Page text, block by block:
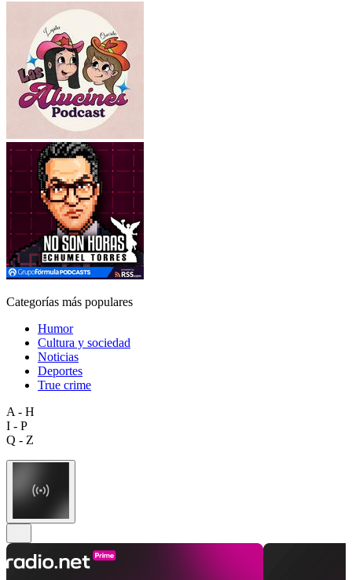
Categorías más populares
Humor
Cultura y sociedad
Noticias
Deportes
True crime
A - H
I - P
Q - Z